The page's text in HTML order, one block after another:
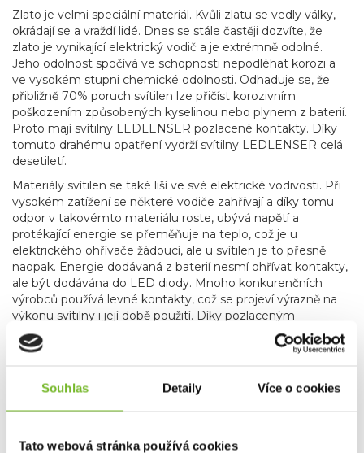
Souhlas Detaily Více o cookies
Tato webová stránka používá cookies
Zlato je velmi speciální materiál. Kvůli zlatu se vedly války,
okrádají se a vraždí lidé. Dnes se stále častěji dozvíte, že
zlato je vynikající elektrický vodič a je extrémně odolné.
Jeho odolnost spočívá ve schopnosti nepodléhat korozi a
ve vysokém stupni chemické odolnosti. Odhaduje se, že
přibližně 70% poruch svítilen lze přičíst korozivním
poškozením způsobených kyselinou nebo plynem z baterií.
Proto mají svítilny LEDLENSER pozlacené kontakty. Díky
tomuto drahému opatření vydrží svítilny LEDLENSER celá
desetiletí.
Materiály svítilen se také liší ve své elektrické vodivosti. Při
vysokém zatížení se některé vodiče zahřívají a díky tomu
odpor v takovémto materiálu roste, ubývá napětí a
protékající energie se přeměňuje na teplo, což je u
elektrického ohřívače žádoucí, ale u svítilen je to přesně
naopak. Energie dodávaná z baterií nesmí ohřívat kontakty,
ale být dodávána do LED diody. Mnoho konkurenčních
výrobců používá levné kontakty, což se projeví výrazně na
výkonu svítilny i její době použití. Díky pozlaceným
kontaktům vydrží elektronika svítilen LEDLENSER
neporušená desítky let.